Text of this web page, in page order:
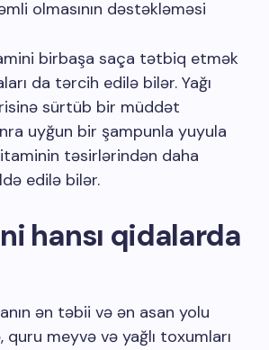
olmasının dəstəkləməsi
birbaşa saça tətbiq etmək
da tərcih edilə bilər. Yağı
sürtüb bir müddət
uyğun bir şampunla yuyula
təsirlərindən daha
edilə bilər.
hansı qidalarda
ən təbii və ən asan yolu
quru meyvə və yağlı toxumları